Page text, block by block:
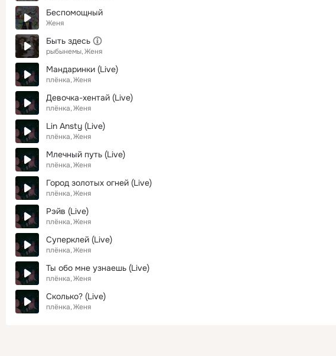
Беспомощный
Женя
Быть здесь
рыбынемы Женя
Мандаринки (Live)
плёнка Женя
Девочка-хентай (Live)
плёнка Женя
Lin Ansty (Live)
плёнка Женя
Млечный путь (Live)
плёнка Женя
Город золотых огней (Live)
плёнка Женя
Рэйв (Live)
плёнка Женя
Cуперклей (Live)
плёнка Женя
Ты обо мне узнаешь (Live)
плёнка Женя
Сколько? (Live)
плёнка Женя